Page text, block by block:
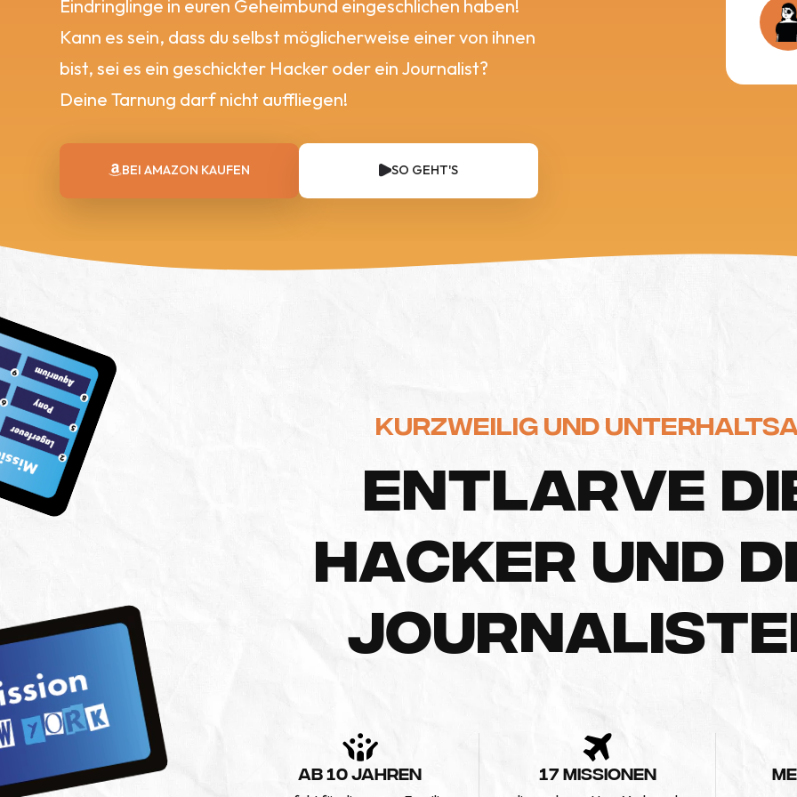
Eindringlinge in euren Geheimbund eingeschlichen haben!
Kann es sein, dass du selbst möglicherweise einer von ihnen
bist, sei es ein geschickter Hacker oder ein Journalist?
Deine Tarnung darf nicht auffliegen!
BEI AMAZON KAUFEN SO GEHT'S
KURZWEILIG UND
ENTLARVE DI
HACKER UND D
JOURNALISTE
AB 10 JAHREN 17 MISSIONEN